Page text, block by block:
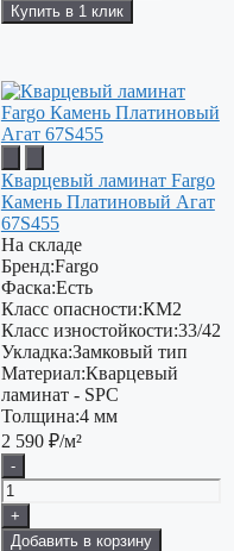
Купить в 1 клик
Кварцевый ламинат Fargo
Камень Платиновый Агат
67S455
На складе
Бренд:Fargo
Фаска:Есть
Класс опасности:КМ2
Класс изностойкости:33/42
Укладка:Замковый тип
Материал:Кварцевый
ламинат - SPC
Толщина:4 мм
2 590 ₽/м²
-
+
Добавить в корзину